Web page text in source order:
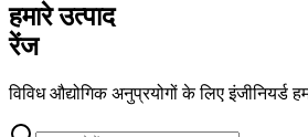
हमारे उत्पाद
रेंज
विविध औद्योगिक अनुप्रयोगों के लिए इंजीनियर्ड